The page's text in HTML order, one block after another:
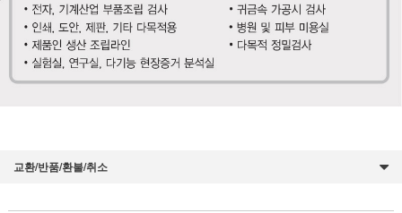
교환/반품/환불/취소